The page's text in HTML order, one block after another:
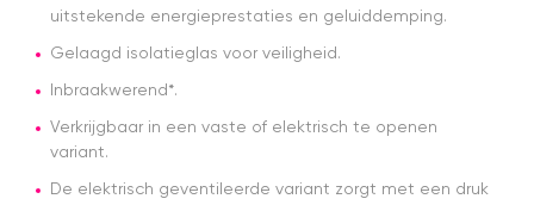
tip.. heb nu
rolgordijn
duurder
uitstekende energieprestaties en geluiddemping.
Gelaagd isolatieglas voor veiligheid.
Inbraakwerend*.
Verkrijgbaar in een vaste of elektrisch te openen
variant.
De elektrisch geventileerde variant zorgt met een druk